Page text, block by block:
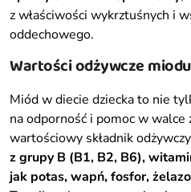
z właściwości wykrztuśnych i
oddechowego.
Wartości odżywcze
Miód w diecie dziecka to nie
na odporność i pomoc w
wartościowy składnik
z grupy B (B1, B2, B6),
jak potas, wapń, fosfor,